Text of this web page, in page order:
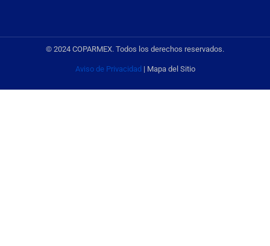
© 2024 COPARMEX. Todos los derechos reservados.
Aviso de Privacidad | Mapa del Sitio